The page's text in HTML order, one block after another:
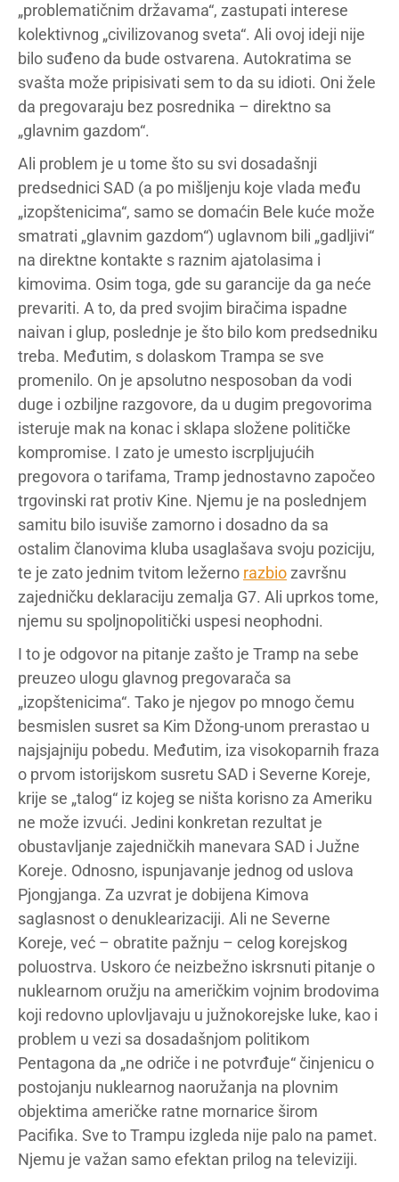
„problematičnim državama“, zastupati interese
kolektivnog „civilizovanog sveta“. Ali ovoj ideji nije
bilo suđeno da bude ostvarena. Autokratima se
svašta može pripisivati sem to da su idioti. Oni žele
da pregovaraju bez posrednika – direktno sa
„glavnim gazdom“.
Ali problem je u tome što su svi dosadašnji
predsednici SAD (a po mišljenju koje vlada među
„izopštenicima“, samo se domaćin Bele kuće može
smatrati „glavnim gazdom“) uglavnom bili „gadljivi“
na direktne kontakte s raznim ajatolasima i
kimovima. Osim toga, gde su garancije da ga neće
prevariti. A to, da pred svojim biračima ispadne
naivan i glup, poslednje je što bilo kom predsedniku
treba. Međutim, s dolaskom Trampa se sve
promenilo. On je apsolutno nesposoban da vodi
duge i ozbiljne razgovore, da u dugim pregovorima
isteruje mak na konac i sklapa složene političke
kompromise. I zato je umesto iscrpljujućih
pregovora o tarifama, Tramp jednostavno započeo
trgovinski rat protiv Kine. Njemu je na poslednjem
samitu bilo isuviše zamorno i dosadno da sa
ostalim članovima kluba usaglašava svoju poziciju,
te je zato jednim tvitom ležerno razbiozavršnu
zajedničku deklaraciju zemalja G7. Ali uprkos tome,
njemu su spoljnopolitički uspesi neophodni.
I to je odgovor na pitanje zašto je Tramp na sebe
preuzeo ulogu glavnog pregovarača sa
„izopštenicima“. Tako je njegov po mnogo čemu
besmislen susret sa Kim Džong-unom prerastao u
najsjajniju pobedu. Međutim, iza visokoparnih fraza
o prvom istorijskom susretu SAD i Severne Koreje,
krije se „talog“ iz kojeg se ništa korisno za Ameriku
ne može izvući. Jedini konkretan rezultat je
obustavljanje zajedničkih manevara SAD i Južne
Koreje. Odnosno, ispunjavanje jednog od uslova
Pjongjanga. Za uzvrat je dobijena Kimova
saglasnost o denuklearizaciji. Ali ne Severne
Koreje, već – obratite pažnju – celog korejskog
poluostrva. Uskoro će neizbežno iskrsnuti pitanje o
nuklearnom oružju na američkim vojnim brodovima
koji redovno uplovljavaju u južnokorejske luke, kao i
problem u vezi sa dosadašnjom politikom
Pentagona da „ne odriče i ne potvrđuje“ činjenicu o
postojanju nuklearnog naoružanja na plovnim
objektima američke ratne mornarice širom
Pacifika. Sve to Trampu izgleda nije palo na pamet.
Njemu je važan samo efektan prilog na televiziji.